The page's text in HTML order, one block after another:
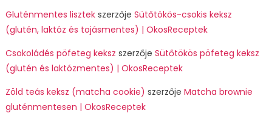
Gluténmentes lisztekszerzője Sütőtökös-csokis keksz
(glutén, laktóz és tojásmentes) | OkosReceptek
Csokoládés pöfeteg keksz szerzője Sütőtökös pöfeteg keksz
(glutén és laktózmentes) | OkosReceptek
Zöld teás keksz (matcha cookie) szerzője Matcha brownie
gluténmentesen | OkosReceptek